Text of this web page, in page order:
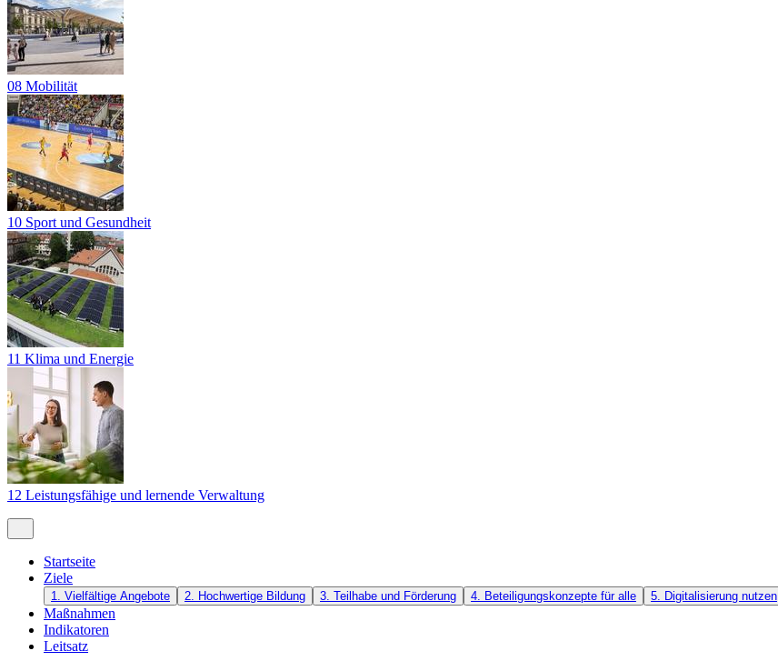
08 Mobilität
10 Sport und Gesundheit
11 Klima und Energie
12 Leistungsfähige und lernende Verwaltung
Startseite
Ziele
1. Vielfältige Angebote 2. Hochwertige Bildung 3. Teilhabe und Förderung 4. Beteiligungskonzepte für alle 5. Digitalisierung nutzen
Maßnahmen
Indikatoren
Leitsatz